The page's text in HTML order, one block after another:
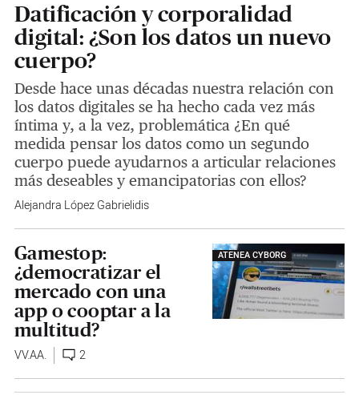
Datificación y corporalidad
digital: ¿Son los datos un nuevo
cuerpo?
Desde hace unas décadas nuestra relación con
los datos digitales se ha hecho cada vez más
íntima y, a la vez, problemática ¿En qué
medida pensar los datos como un segundo
cuerpo puede ayudarnos a articular relaciones
más deseables y emancipatorias con ellos?
Alejandra López Gabrielidis
ATENEA CYBORG
Gamestop:
¿democratizar el
mercado con una
app o cooptar a la
multitud?
VV.AA. 2